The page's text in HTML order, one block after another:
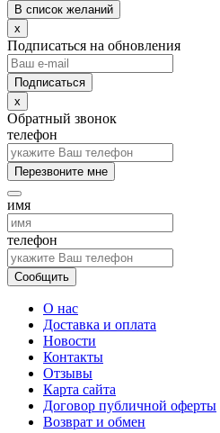
В список желаний
x
Подписаться на обновления
x
Обратный звонок
телефон
Перезвоните мне
имя
телефон
Сообщить
О нас
Доставка и оплата
Новости
Контакты
Отзывы
Карта сайта
Договор публичной оферты
Возврат и обмен